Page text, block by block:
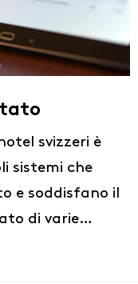
svizzeri è
sistemi che
e soddisfano il
di varie…
siamo